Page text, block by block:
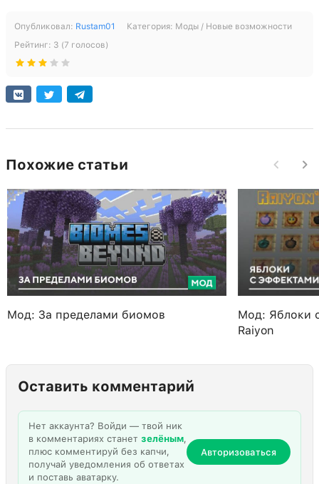
Опубликовал: Rustam01 Категория: Моды / Новые возможности
Рейтинг: 3 (7 голосов)
Похожие статьи
Мод: За пределами биомов
Мод: Яблоки
Raiyon
Оставить комментарий
Нет аккаунта? Войди — твой ник
в комментариях станет зелёным,
плюс комментируй без капчи,
получай уведомления об ответах
и поставь аватарку.
Авторизоваться